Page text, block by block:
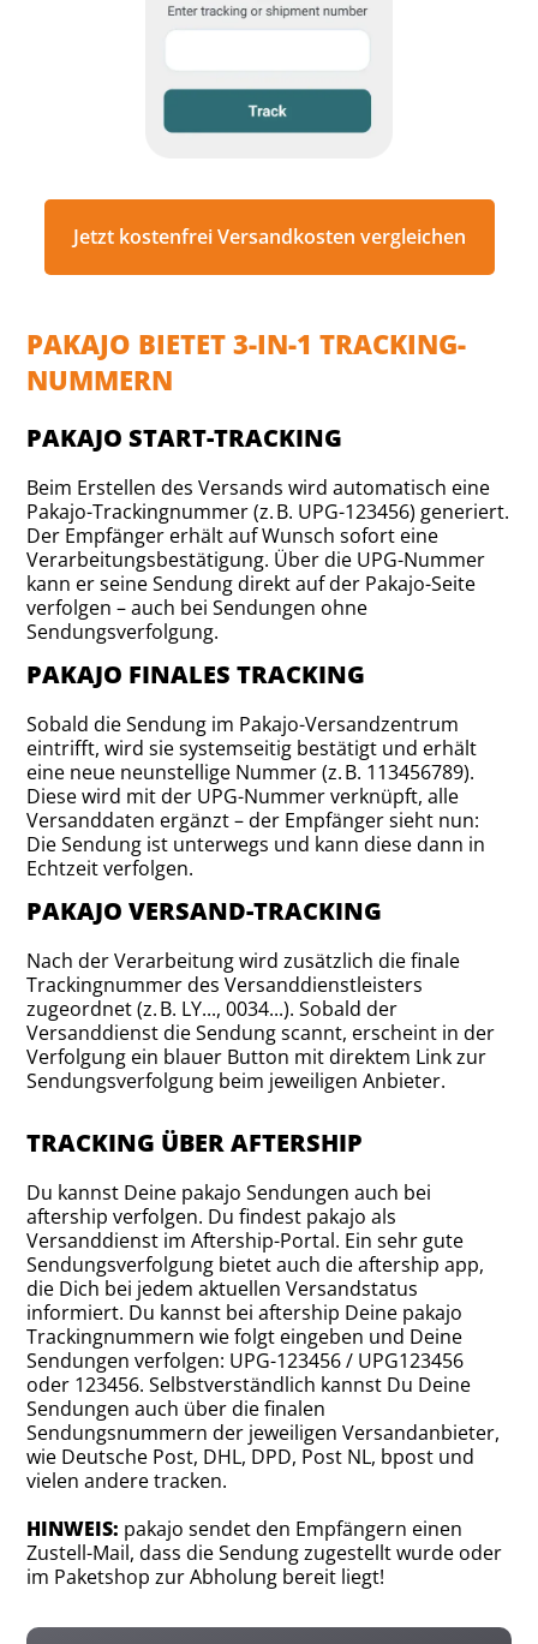
Jetzt kostenfrei Versandkosten vergleichen
PAKAJO BIETET 3-IN-1 TRACKING-
NUMMERN
PAKAJO START-TRACKING
Beim Erstellen des Versands wird automatisch eine
Pakajo-Trackingnummer (z. B. UPG-123456) generiert.
Der Empfänger erhält auf Wunsch sofort eine
Verarbeitungsbestätigung. Über die UPG-Nummer
kann er seine Sendung direkt auf der Pakajo-Seite
verfolgen – auch bei Sendungen ohne
Sendungsverfolgung.
PAKAJO FINALES TRACKING
Sobald die Sendung im Pakajo-Versandzentrum
eintrifft, wird sie systemseitig bestätigt und erhält
eine neue neunstellige Nummer (z. B. 113456789).
Diese wird mit der UPG-Nummer verknüpft, alle
Versanddaten ergänzt – der Empfänger sieht nun:
Die Sendung ist unterwegs und kann diese dann in
Echtzeit verfolgen.
PAKAJO VERSAND-TRACKING
Nach der Verarbeitung wird zusätzlich die finale
Trackingnummer des Versanddienstleisters
zugeordnet (z. B. LY..., 0034...). Sobald der
Versanddienst die Sendung scannt, erscheint in der
Verfolgung ein blauer Button mit direktem Link zur
Sendungsverfolgung beim jeweiligen Anbieter.
TRACKING ÜBER AFTERSHIP
Du kannst Deine pakajo Sendungen auch bei
aftership verfolgen. Du findest pakajo als
Versanddienst im Aftership-Portal. Ein sehr gute
Sendungsverfolgung bietet auch die aftership app,
die Dich bei jedem aktuellen Versandstatus
informiert. Du kannst bei aftership Deine pakajo
Trackingnummern wie folgt eingeben und Deine
Sendungen verfolgen: UPG-123456 / UPG123456
oder 123456. Selbstverständlich kannst Du Deine
Sendungen auch über die finalen
Sendungsnummern der jeweiligen Versandanbieter,
wie Deutsche Post, DHL, DPD, Post NL, bpost und
vielen andere tracken.
HINWEIS: pakajo sendet den Empfängern einen
Zustell-Mail, dass die Sendung zugestellt wurde oder
im Paketshop zur Abholung bereit liegt!